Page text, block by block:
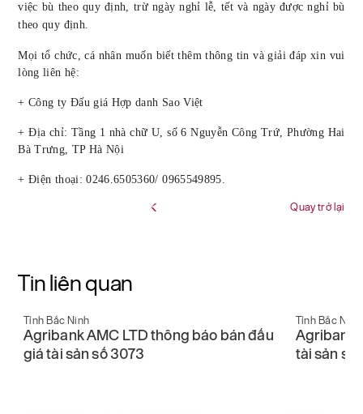
việc bù theo quy định, trừ ngày nghỉ lễ, tết và ngày được nghỉ bù
theo quy định.
Mọi tổ chức, cá nhân muốn biết thêm thông tin và giải đáp xin vui
lòng liên hệ:
+ Công ty Đấu giá Hợp danh Sao Việt
+ Địa chỉ: Tầng 1 nhà chữ U, số 6 Nguyễn Công Trứ, Phường Hai
Bà Trưng, TP Hà Nội
+ Điện thoại: 0246.6505360/ 0965549895.
Quay trở lại
Tin liên quan
Tỉnh Bắc Ninh
Agribank AMC LTD thông báo bán đấu
giá tài sản số 3073
Tỉnh Bắc Ninh
Agribank
tài sản số